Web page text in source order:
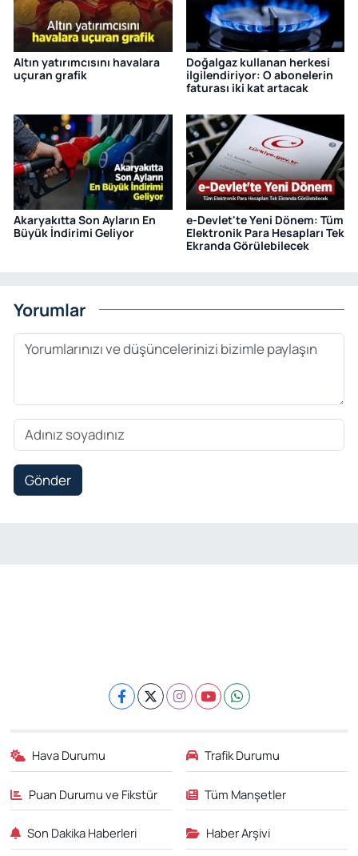
Altın yatırımcısını havalara
uçuran grafik
Doğalgaz kullanan herkesi
ilgilendiriyor: O abonelerin
faturası iki kat artacak
Akaryakıtta Son Ayların En
Büyük İndirimi Geliyor
e-Devlet'te Yeni Dönem: Tüm
Elektronik Para Hesapları Tek
Ekranda Görülebilecek
Yorumlar
Gönder
Hava Durumu Trafik Durumu
Puan Durumu ve Fikstür Tüm Manşetler
Son Dakika Haberleri Haber Arşivi